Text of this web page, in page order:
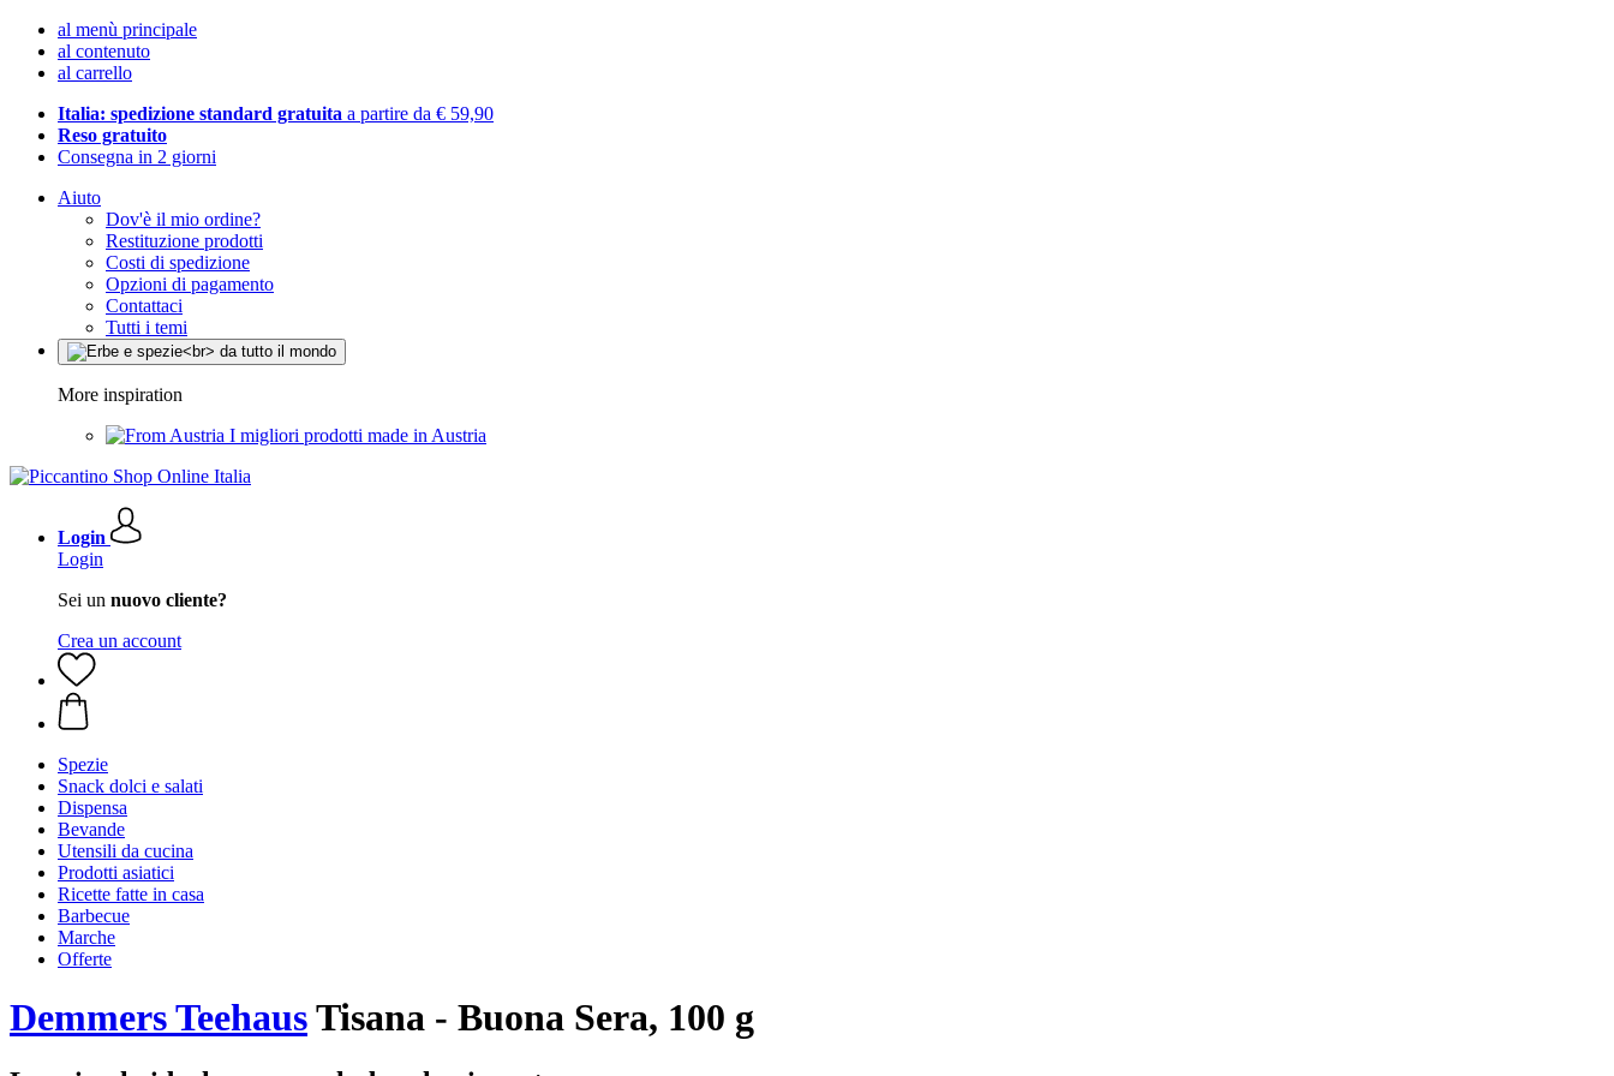
al menù principale
al contenuto
al carrello
Italia: spedizione standard gratuita a partire da € 59,90
Reso gratuito
Consegna in 2 giorni
Aiuto
Dov'è il mio ordine?
Restituzione prodotti
Costi di spedizione
Opzioni di pagamento
Contattaci
Tutti i temi
More inspiration
I migliori prodotti made in Austria
Login
Login
Sei un nuovo cliente?
Crea un account
Spezie
Snack dolci e salati
Dispensa
Bevande
Utensili da cucina
Prodotti asiatici
Ricette fatte in casa
Barbecue
Marche
Offerte
Demmers TeehausTisana - Buona Sera, 100 g